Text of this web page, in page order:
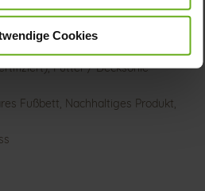
Cookies
Obermaterial (LEATHER
Futter / Decksohle
Fußbett, Nachhaltiges Produkt,